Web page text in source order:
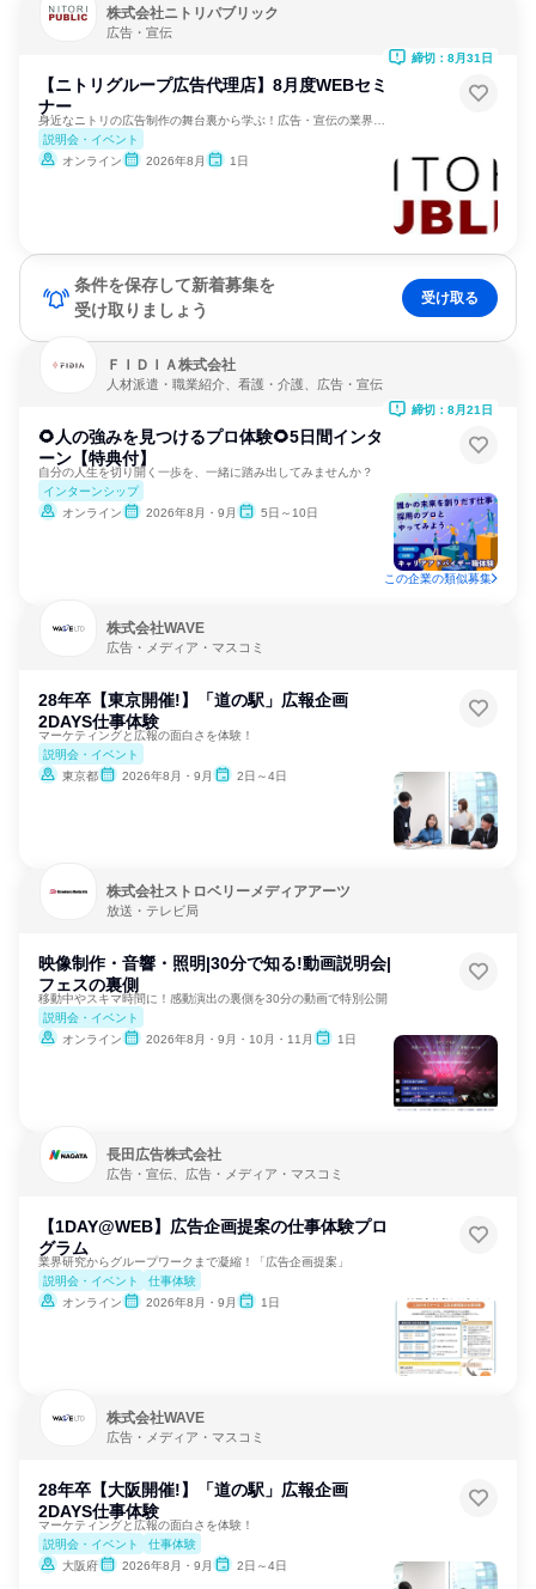
株式会社ニトリパブリック
広告・宣伝
【ニトリグループ広告代理店】8月度WEBセミ
ナー
説明会・イベント
オンライン
2026年8月 1日
締切：8月31日
条件を保存して新着募集を
受け取りましょう
受け取る
ＦＩＤＩＡ株式会社
人材派遣・職業紹介、看護・介護、広告・宣伝
🌻人の強みを見つけるプロ体験🌻5日間インタ
ーン【特典付】
自分の人生を切り開く一歩を、一緒に踏み出してみませんか？
インターンシップ
オンライン
2026年8月・9月 5日～10日
締切：8月21日
この企業の類似募集
株式会社WAVE
広告・メディア・マスコミ
28年卒【東京開催!】「道の駅」広報企画
2DAYS仕事体験
マーケティングと広報の面白さを体験！
説明会・イベント
東京都
2026年8月・9月 2日～4日
株式会社ストロベリーメディアアーツ
放送・テレビ局
映像制作・音響・照明|30分で知る!動画説明会|
フェスの裏側
移動中やスキマ時間に！感動演出の裏側を30分の動画で特別公開
説明会・イベント
オンライン
2026年8月・9月・10月・11月 1日
長田広告株式会社
広告・宣伝、広告・メディア・マスコミ
【1DAY@WEB】広告企画提案の仕事体験プロ
グラム
業界研究からグループワークまで凝縮！「広告企画提案」
説明会・イベント
仕事体験
オンライン
2026年8月・9月 1日
株式会社WAVE
広告・メディア・マスコミ
28年卒【大阪開催!】「道の駅」広報企画
2DAYS仕事体験
マーケティングと広報の面白さを体験！
説明会・イベント
仕事体験
大阪府
2026年8月・9月 2日～4日